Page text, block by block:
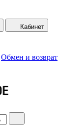
Кабинет
Обмен и возврат